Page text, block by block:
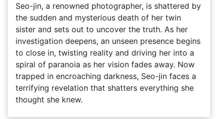
Seo-jin, a renowned photographer, is shattered by
the sudden and mysterious death of her twin
sister and sets out to uncover the truth. As her
investigation deepens, an unseen presence begins
to close in, twisting reality and driving her into a
spiral of paranoia as her vision fades away. Now
trapped in encroaching darkness, Seo-jin faces a
terrifying revelation that shatters everything she
thought she knew.